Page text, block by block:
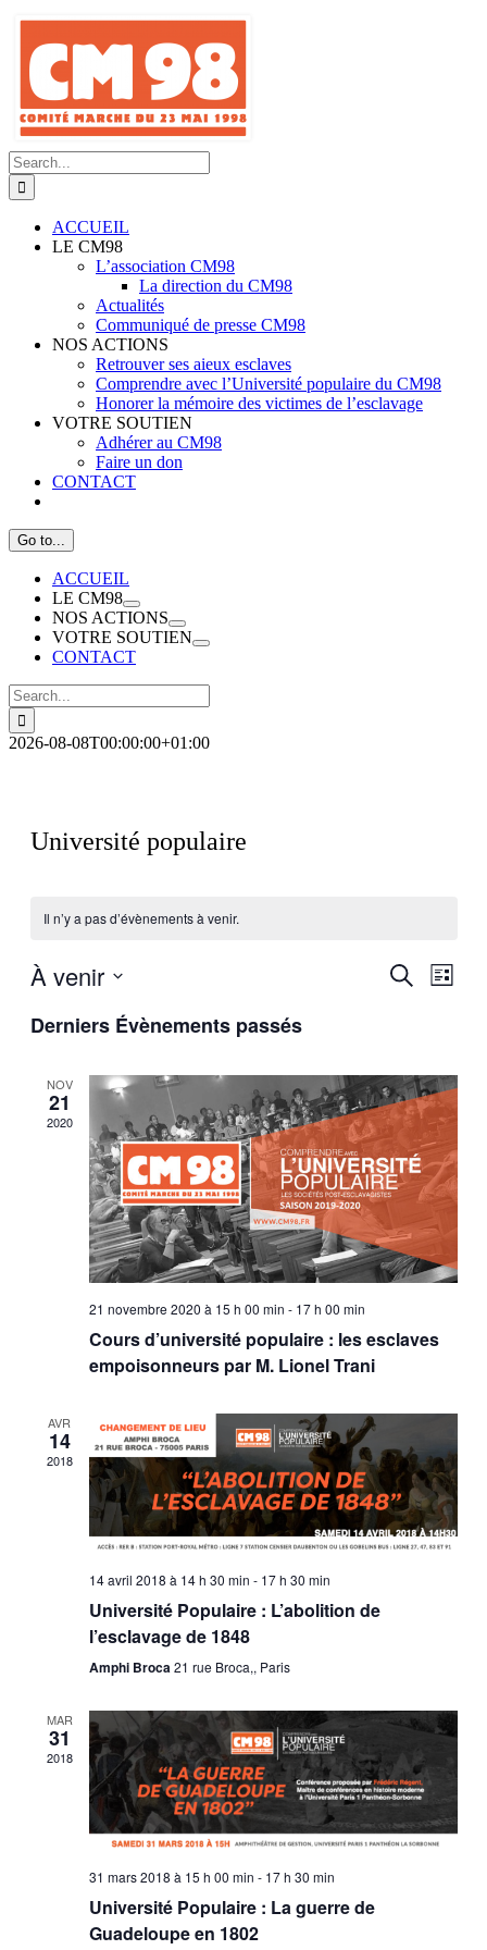
Skip
content
Search
for:
ACCUEIL
LE CM98
L’association CM98
La direction du CM98
Actualités
Communiqué de presse CM98
NOS ACTIONS
Retrouver ses aieux esclaves
Comprendre avec l’Université populaire du CM98
Honorer la mémoire des victimes de l’esclavage
VOTRE SOUTIEN
Adhérer au CM98
Faire un don
CONTACT
Go to...
ACCUEIL
LE CM98
NOS ACTIONS
VOTRE SOUTIEN
CONTACT
Search
for:
2026-08-08T00:00:00+01:00
Université populaire
Il n’y a pas d’évènements à venir.
vues
Recherche
Liste
À venir
une
Derniers Évènements passés
NOV
21
2020
21 novembre 2020 à 15 h 00 min - 17 h 00 min
Cours d’université populaire : les esclaves
empoisonneurs par M. Lionel Trani
AVR
14
2018
14 avril 2018 à 14 h 30 min - 17 h 30 min
Université Populaire : L’abolition de
l’esclavage de 1848
Amphi Broca21 rue Broca,, Paris
MAR
31
2018
31 mars 2018 à 15 h 00 min - 17 h 30 min
Université Populaire : La guerre de
Guadeloupe en 1802